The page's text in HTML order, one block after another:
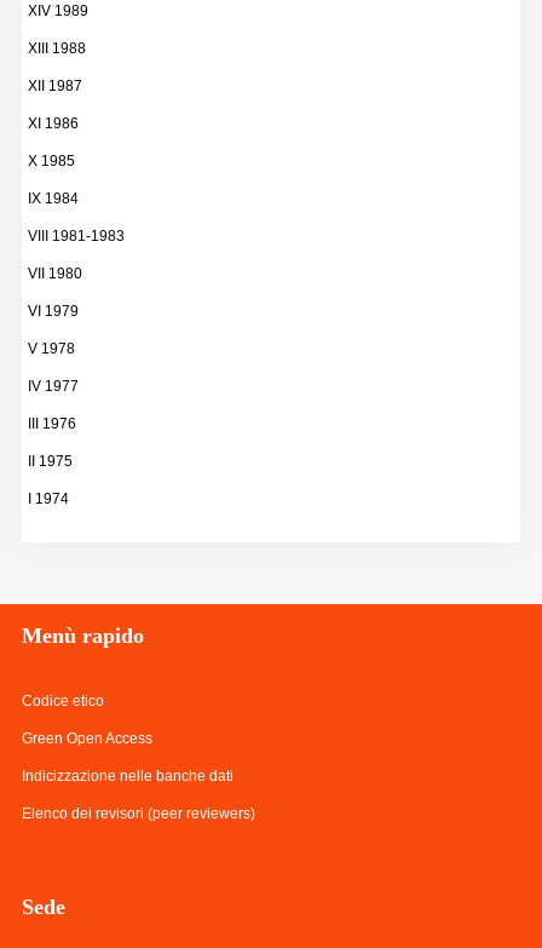
XIV 1989
XIII 1988
XII 1987
XI 1986
X 1985
IX 1984
VIII 1981-1983
VII 1980
VI 1979
V 1978
IV 1977
III 1976
II 1975
I 1974
Menù rapido
Codice etico
Green Open Access
Indicizzazione nelle banche dati
Elenco dei revisori (peer reviewers)
Sede